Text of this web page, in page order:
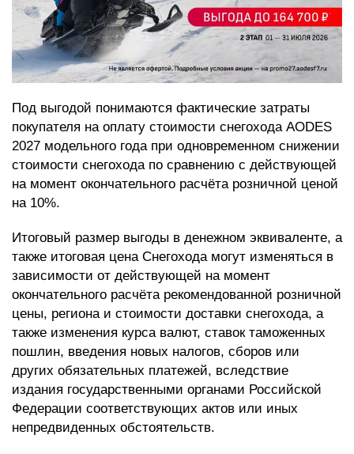
Под выгодой понимаются фактические затраты
покупателя на оплату стоимости снегохода AODES
2027 модельного года при одновременном снижении
стоимости снегохода по сравнению с действующей
на момент окончательного расчёта розничной ценой
на 10%.
Итоговый размер выгоды в денежном эквиваленте, а
также итоговая цена Снегохода могут изменяться в
зависимости от действующей на момент
окончательного расчёта рекомендованной розничной
цены, региона и стоимости доставки снегохода, а
также изменения курса валют, ставок таможенных
пошлин, введения новых налогов, сборов или
других обязательных платежей, вследствие
издания государственными органами Российской
Федерации соответствующих актов или иных
непредвиденных обстоятельств.